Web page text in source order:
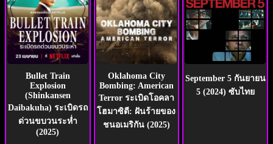
Bullet Train
Explosion
(Shinkansen
Daibakuha) ระเบิดรถ
ด่วนขบวนระห่ำ
(2025)
Oklahoma City
Bombing: American
Terror ระเบิดโอคลา
โฮมาซิตี: ฝันร้ายของ
ชนอเมริกัน (2025)
September 5 กันยายน
5 (2024) ซับไทย